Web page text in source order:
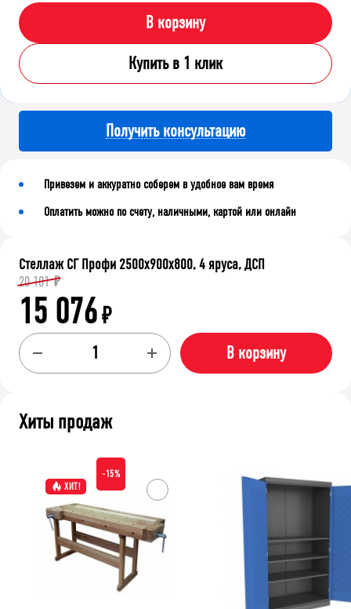
В корзину
Купить в 1 клик
Получить консультацию
Привезем и аккуратно соберем в удобное вам время
Оплатить можно по счету, наличными, картой или онлайн
Стеллаж СГ Профи 2500х900х800, 4 яруса, ДСП
20 101 ₽
15 076₽
В корзину
Хиты продаж
ХИТ!
-15%